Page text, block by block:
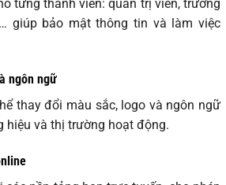
từng thành viên: quản trị viên, trưởng
giúp bảo mật thông tin và làm việc
ngôn ngữ
thay đổi màu sắc, logo và ngôn ngữ
hiệu và thị trường hoạt động.